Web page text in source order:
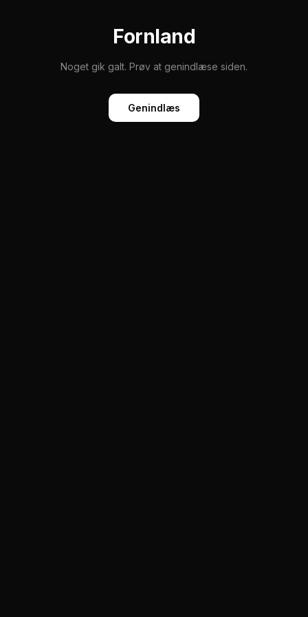
Fornland
Noget gik galt. Prøv at genindlæse siden.
Genindlæs